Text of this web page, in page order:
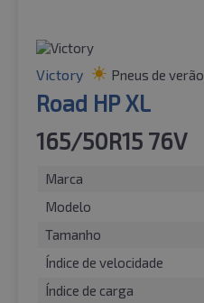
Victory Pneus de verão
Road HP XL
165/50R15 76V
Marca
Modelo
Tamanho
Índice de velocidade
Índice de carga